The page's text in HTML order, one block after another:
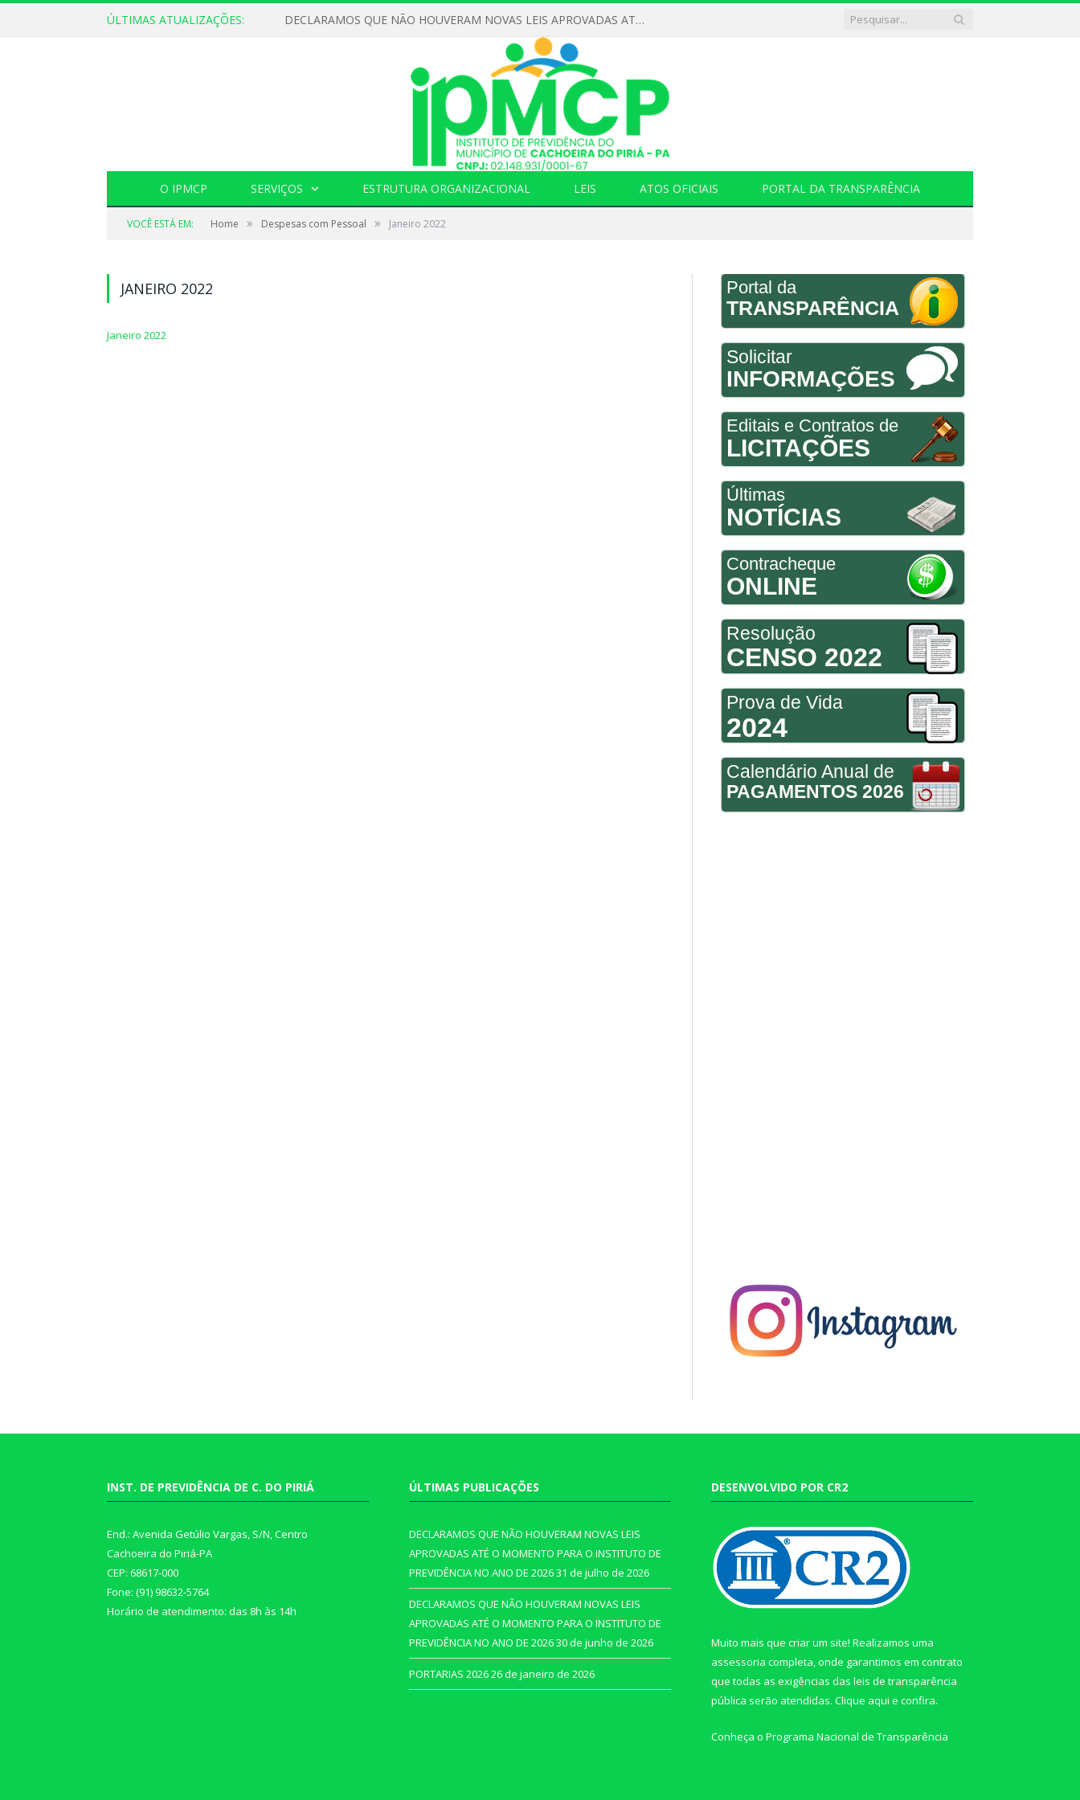
ÚLTIMAS ATUALIZAÇÕES: DECLARAMOS QUE NÃO HOUVERAM NOVAS LEIS APROVADAS ATÉ O MOMENTO PARA O INSTITUTO DE PREVIDÊNCIA NO ANO DE 2026
O IPMCP SERVIÇOS ESTRUTURA ORGANIZACIONAL LEIS ATOS OFICIAIS PORTAL DA TRANSPARÊNCIA
VOCÊ ESTÁ EM: Home » Despesas com Pessoal » Janeiro 2022
JANEIRO 2022
Janeiro 2022
Portal da
TRANSPARÊNCIA
Solicitar
INFORMAÇÕES
Editais e Contratos de
LICITAÇÕES
Últimas
NOTÍCIAS
Contracheque
ONLINE
Resolução
CENSO 2022
Prova de Vida
2024
Calendário Anual de
PAGAMENTOS 2026
INST. DE PREVIDÊNCIA DE C. DO PIRIÁ
End.: Avenida Getúlio Vargas, S/N, Centro
Cachoeira do Piriá-PA
CEP: 68617-000
Fone: (91) 98632-5764
Horário de atendimento: das 8h às 14h
ÚLTIMAS PUBLICAÇÕES
DECLARAMOS QUE NÃO HOUVERAM NOVAS LEIS
APROVADAS ATÉ O MOMENTO PARA O INSTITUTO DE
PREVIDÊNCIA NO ANO DE 202631 de julho de 2026
DECLARAMOS QUE NÃO HOUVERAM NOVAS LEIS
APROVADAS ATÉ O MOMENTO PARA O INSTITUTO DE
PREVIDÊNCIA NO ANO DE 202630 de junho de 2026
PORTARIAS 202626 de janeiro de 2026
DESENVOLVIDO POR CR2
Muito mais que criar um site! Realizamos uma
assessoria completa, onde garantimos em contrato
que todas as exigências das leis de transparência
pública serão atendidas. Clique aqui e confira.
Conheça o Programa Nacional de Transparência